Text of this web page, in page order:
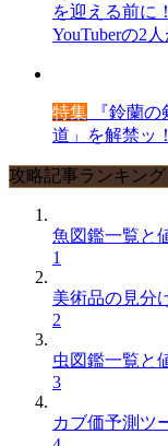
を迎える前に
YouTuberの2人
特集 『鈴蘭
道」を解禁ッ
攻略記事ランキング
魚図鑑一覧と
1
美術品の見分
2
虫図鑑一覧と
3
カブ価予測ツ